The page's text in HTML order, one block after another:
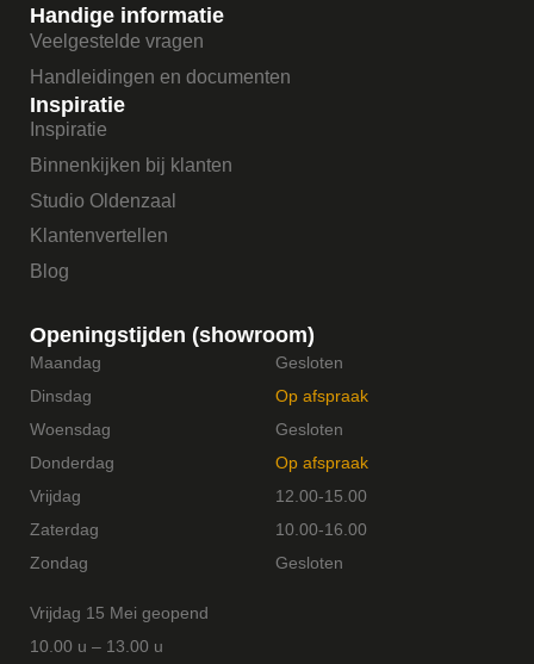
Handige informatie
Veelgestelde vragen
Handleidingen en documenten
Inspiratie
Inspiratie
Binnenkijken bij klanten
Studio Oldenzaal
Klantenvertellen
Blog
Openingstijden (showroom)
Maandag
Dinsdag
Woensdag
Donderdag
Vrijdag
Zaterdag
Zondag
Gesloten
Op afspraak
Gesloten
Op afspraak
12.00-15.00
10.00-16.00
Gesloten
Vrijdag 15 Mei geopend
10.00 u – 13.00 u